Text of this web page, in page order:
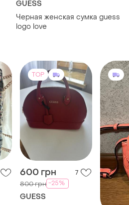
GUESS
Черная женская сумка guess
logo love
TOP
600 грн 7
800 грн -25%
GUESS